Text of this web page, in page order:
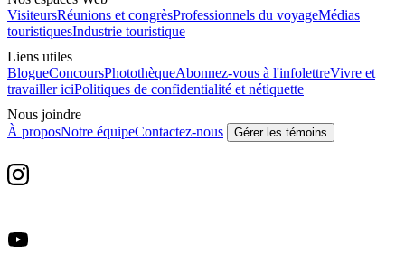
VisiteursRéunions et congrèsProfessionnels du voyageMédias
touristiquesIndustrie touristique
Liens utiles
BlogueConcoursPhotothèqueAbonnez-vous à l'infolettreVivre et
travailler iciPolitiques de confidentialité et nétiquette
Nous joindre
À proposNotre équipeContactez-nous Gérer les témoins